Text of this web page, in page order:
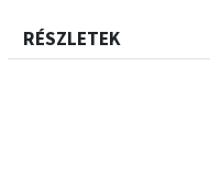
RÉSZLETEK